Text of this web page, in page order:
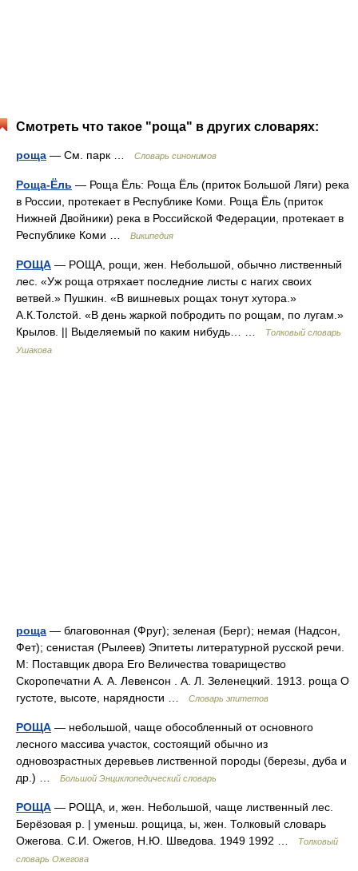
Смотреть что такое "роща" в других словарях:
роща — См. парк … Словарь синонимов
Роща-Ёль — Роща Ёль: Роща Ёль (приток Большой Ляги) река
в России, протекает в Республике Коми. Роща Ёль (приток
Нижней Двойники) река в Российской Федерации, протекает в
Республике Коми …
Википедия
РОЩА — РОЩА, рощи, жен. Небольшой, обычно лиственный
лес. «Уж роща отряхает последние листы с нагих своих
ветвей.» Пушкин. «В вишневых рощах тонут хутора.»
А.К.Толстой. «В день жаркой побродить по рощам, по лугам.»
Крылов. || Выделяемый по каким нибудь… …
Толковый словарь
Ушакова
роща — благовонная (Фруг); зеленая (Берг); немая (Надсон,
Фет); сенистая (Рылеев) Эпитеты литературной русской речи.
М: Поставщик двора Его Величества товарищество
Скоропечатни А. А. Левенсон . А. Л. Зеленецкий. 1913. роща О
густоте, высоте, нарядности …
Словарь эпитетов
РОЩА — небольшой, чаще обособленный от основного
лесного массива участок, состоящий обычно из
одновозрастных деревьев лиственной породы (березы, дуба и
др.) …
Большой Энциклопедический словарь
РОЩА — РОЩА, и, жен. Небольшой, чаще лиственный лес.
Берёзовая р. | уменьш. рощица, ы, жен. Толковый словарь
Ожегова. С.И. Ожегов, Н.Ю. Шведова. 1949 1992 …
Толковый
словарь Ожегова